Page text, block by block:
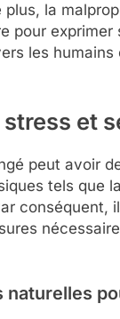
plus, la
pour
les humains
et
peut avoir
tels que
conséquent,
naturelles